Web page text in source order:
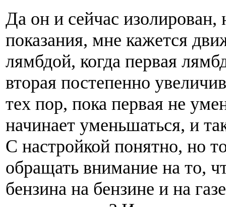
Да он и сейчас изолирован,
показания, мне кажется
лямбдой, когда первая
вторая постепенно
тех пор, пока первая не
начинает уменьшаться, и
С настройкой понятно, но
обращать внимание на то,
бензина на бензине и на